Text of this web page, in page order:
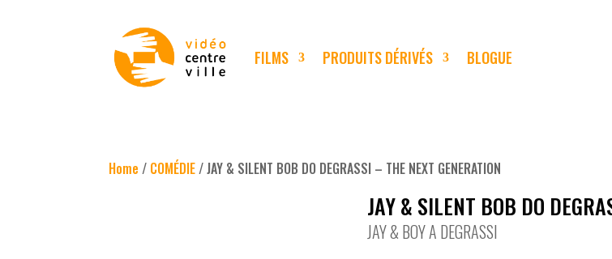
FILMS PRODUITS DÉRIVÉS BLOGUE
Home / COMÉDIE/ JAY & SILENT BOB DO DEGRASSI – THE NEXT GENERATION
JAY & SILENT BOB DO
JAY & BOY A DEGRASSI